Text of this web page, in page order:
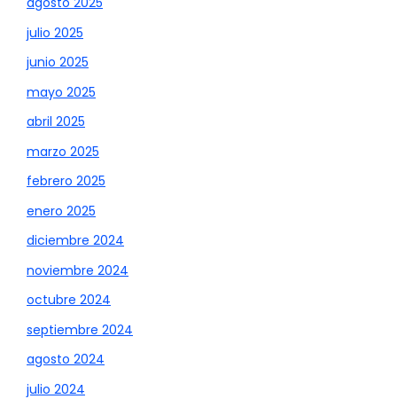
julio 2025
junio 2025
mayo 2025
abril 2025
marzo 2025
febrero 2025
enero 2025
diciembre 2024
noviembre 2024
octubre 2024
septiembre 2024
agosto 2024
julio 2024